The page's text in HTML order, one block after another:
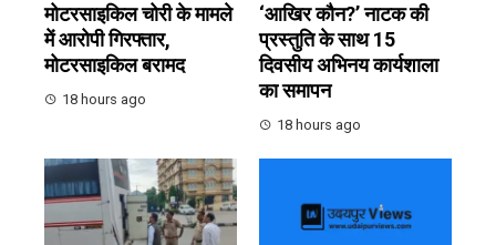
मोटरसाइकिल चोरी के मामले
में आरोपी गिरफ्तार,
मोटरसाइकिल बरामद
18 hours ago
‘आखिर कौन?’ नाटक की
प्रस्तुति के साथ 15
दिवसीय अभिनय कार्यशाला
का समापन
18 hours ago